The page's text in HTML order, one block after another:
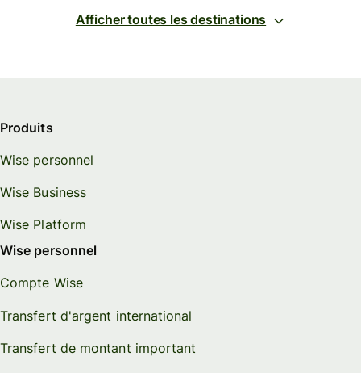
Afficher toutes les destinations
Produits
Wise personnel
Wise Business
Wise Platform
Wise personnel
Compte Wise
Transfert d'argent international
Transfert de montant important